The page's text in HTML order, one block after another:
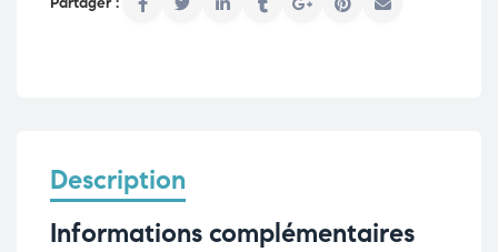
Description
Informations complémentaires